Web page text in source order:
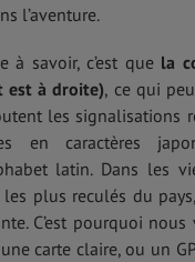
l’aventure.
à savoir, c’est que la
est à droite), ce qui
les signalisations
en caractères
latin. Dans les
plus reculés du
C’est pourquoi
carte claire, ou un